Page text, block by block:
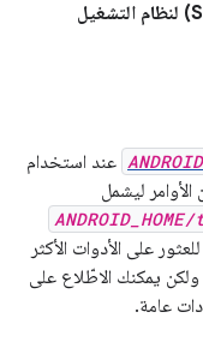
موقع حزمة تطوير البرامج (SDK) لنظام التشغيل
عند استخدام
ليشمل
للعثور على الأدوات الأكثر
يمكنك الاطّلاع على
عامة.